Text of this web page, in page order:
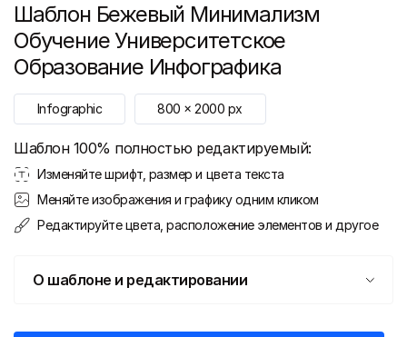
Шаблон Бежевый Минимализм
Обучение Университетское
Образование Инфографика
Infographic 800 x2000 px
Шаблон 100% полностью редактируемый:
Изменяйте шрифт, размер и цвета текста
Меняйте изображения и графику одним кликом
Редактируйте цвета, расположение элементов и другое
О шаблоне и редактировании